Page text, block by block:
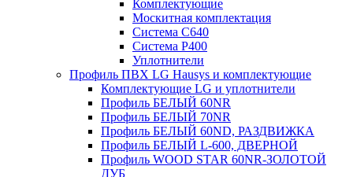
Комплектующие
Москитная комплектация
Система C640
Система P400
Уплотнители
Профиль ПВХ LG Hausys и комплектующие
Комплектующие LG и уплотнители
Профиль БЕЛЫЙ 60NR
Профиль БЕЛЫЙ 70NR
Профиль БЕЛЫЙ 60ND, РАЗДВИЖКА
Профиль БЕЛЫЙ L-600, ДВЕРНОЙ
Профиль WOOD STAR 60NR-ЗОЛОТОЙ
ДУБ